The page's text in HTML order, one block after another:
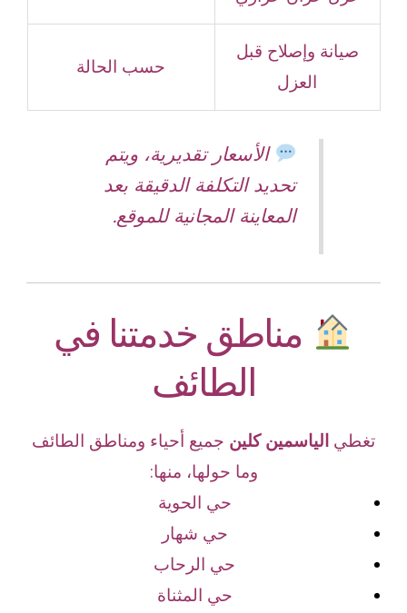
صيانة وإصلاح قبل
العزل
حسب الحالة
الأسعار تقديرية، ويتم
تحديد التكلفة الدقيقة بعد
المعاينة المجانية للموقع.
مناطق خدمتنا في
الطائف
تغطي الياسمين كلين جميع أحياء ومناطق الطائف
وما حولها، منها:
حي الحوية
حي شهار
حي الرحاب
حي المثناة